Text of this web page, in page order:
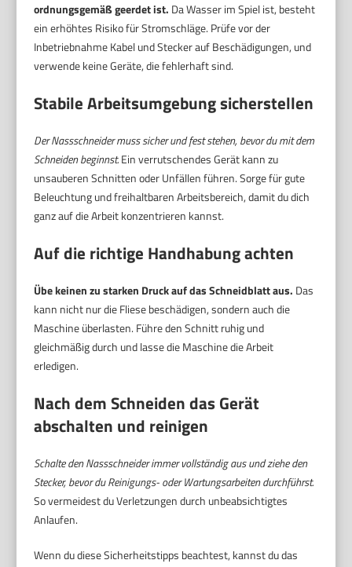
ordnungsgemäß geerdet ist. Da Wasser im Spiel ist, besteht
ein erhöhtes Risiko für Stromschläge. Prüfe vor der
Inbetriebnahme Kabel und Stecker auf Beschädigungen, und
verwende keine Geräte, die fehlerhaft sind.
Stabile Arbeitsumgebung sicherstellen
Der Nassschneider muss sicher und fest stehen, bevor du mit dem
Schneiden beginnst.Ein verrutschendes Gerät kann zu
unsauberen Schnitten oder Unfällen führen. Sorge für gute
Beleuchtung und freihaltbaren Arbeitsbereich, damit du dich
ganz auf die Arbeit konzentrieren kannst.
Auf die richtige Handhabung achten
Übe keinen zu starken Druck auf das Schneidblatt aus. Das
kann nicht nur die Fliese beschädigen, sondern auch die
Maschine überlasten. Führe den Schnitt ruhig und
gleichmäßig durch und lasse die Maschine die Arbeit
erledigen.
Nach dem Schneiden das Gerät
abschalten und reinigen
Schalte den Nassschneider immer vollständig aus und ziehe den
Stecker, bevor du Reinigungs- oder Wartungsarbeiten durchführst.
So vermeidest du Verletzungen durch unbeabsichtigtes
Anlaufen.
Wenn du diese Sicherheitstipps beachtest, kannst du das